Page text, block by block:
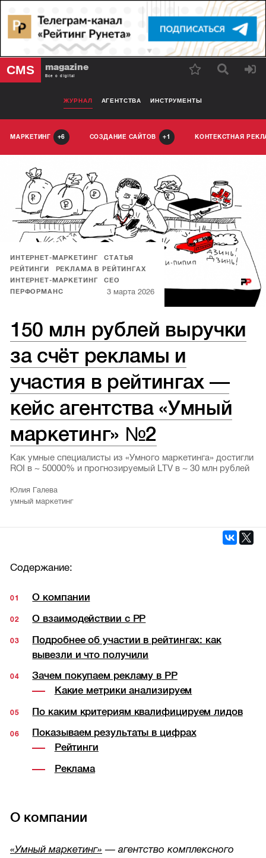
CMS magazine
Все о digital
ЖУРНАЛ АГЕНТСТВА ИНСТРУМЕНТЫ
МАРКЕТИНГ 6 СОЗДАНИЕ САЙТОВ 1 КОНТЕКСТНАЯ
ИНТЕРНЕТ-МАРКЕТИНГ
СТАТЬЯ
РЕЙТИНГИ
РЕКЛАМА В РЕЙТИНГАХ
ИНТЕРНЕТ-МАРКЕТИНГ
CEO
ПЕРФОРМАНС
3 марта 2026
150 млн рублей выручки
за счёт рекламы и
участия в рейтингах —
кейс агентства «Умный
маркетинг» №2
Как умные специалисты из «Умного маркетинга» достигли
ROI в ~ 50000% и прогнозируемый LTV в ~ 30 млн рублей
Юлия Галева
умный маркетинг
Содержание:
О компании
О взаимодействии с РР
Подробнее об участии в рейтингах: как
вывезли и что получили
Зачем покупаем рекламу в РР
Какие метрики анализируем
По каким критериям квалифицируем лидов
Показываем результаты в цифрах
Рейтинги
Реклама
О компании
«Умный маркетинг» — агентство комплексного